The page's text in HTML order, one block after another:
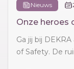
Nieuws
Onze heroes
Ga jij bij
of Safety. De